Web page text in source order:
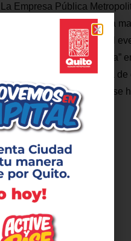
La Empresa Pública
la ciudadanía, que este día
Mauricio Rodas presidió el
tuneladora “Luz de América”
Arbolito, la última máquina
operación. De este modo, se
túnel…Leer más »